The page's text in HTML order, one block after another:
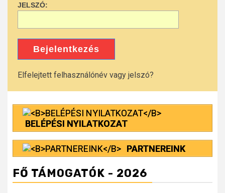
JELSZÓ:
Bejelentkezés
Elfelejtett felhasználónév vagy jelszó?
BELÉPÉSI NYILATKOZAT
PARTNEREINK
FŐ TÁMOGATÓK - 2026